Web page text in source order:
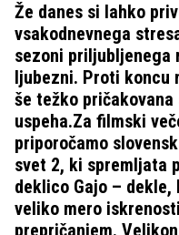
Že danes si lahko
vsakodnevnega
sezoni priljubljenega
ljubezni. Proti koncu
še težko pričakovana
uspeha.Za filmski
priporočamo
svet 2, ki spremljata
deklico Gajo –
veliko mero
prepričanjem.